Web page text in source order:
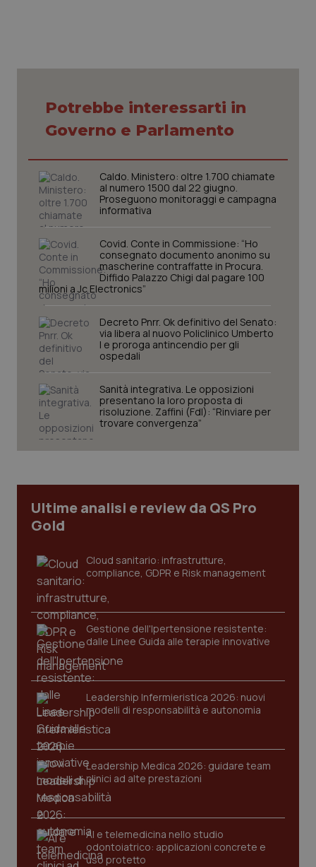
Potrebbe interessarti in
Governo e Parlamento
Caldo. Ministero: oltre 1.700 chiamate
al numero 1500 dal 22 giugno.
Proseguono monitoraggi e campagna
informativa
Covid. Conte in Commissione: “Ho
consegnato documento anonimo su
mascherine contraffatte in Procura.
Diffido Palazzo Chigi dal pagare 100
milioni a Jc Electronics”
Decreto Pnrr. Ok definitivo del Senato:
via libera al nuovo Policlinico Umberto
I e proroga antincendio per gli
ospedali
Sanità integrativa. Le opposizioni
presentano la loro proposta di
risoluzione. Zaffini (FdI): “Rinviare per
trovare convergenza”
Ultime analisi e review da QS Pro
Gold
Cloud sanitario: infrastrutture,
compliance, GDPR e Risk management
Gestione dell'Ipertensione resistente:
dalle Linee Guida alle terapie innovative
Leadership Infermieristica 2026: nuovi
modelli di responsabilità e autonomia
Leadership Medica 2026: guidare team
clinici ad alte prestazioni
AI e telemedicina nello studio
odontoiatrico: applicazioni concrete e
uso protetto